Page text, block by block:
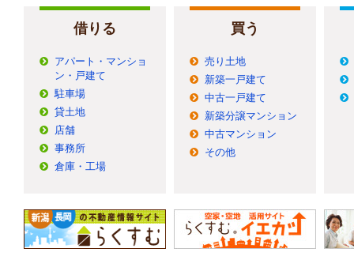
借りる
アパート・マンショ
ン・戸建て
駐車場
貸土地
店舗
事務所
倉庫・工場
買う
売り土地
新築一戸建て
中古一戸建て
新築分譲マンション
中古マンション
その他